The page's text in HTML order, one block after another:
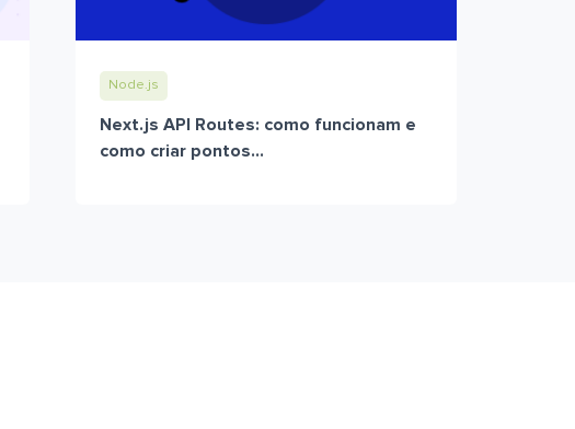
Node.js
Next.js API Routes: como funcionam e
como criar pontos...